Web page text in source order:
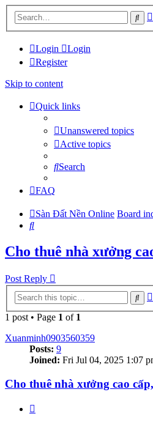
Login
Login
Register
Skip to content
Quick links
Unanswered topics
Active topics
Search
FAQ
Sàn Đất Nền Online Board
Search
Cho thuê nhà xưởng
Post Reply
1 post • Page 1 of 1
Xuanminh0903560359
Posts: 9
Joined: Fri Jul 04, 2025 1:07
Cho thuê nhà xưởng cao